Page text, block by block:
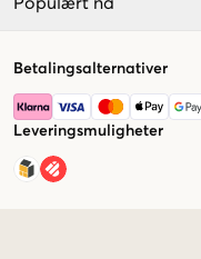
Betalingsalternativer
Leveringsmuligheter